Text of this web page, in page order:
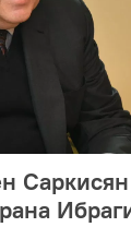
Саркисян